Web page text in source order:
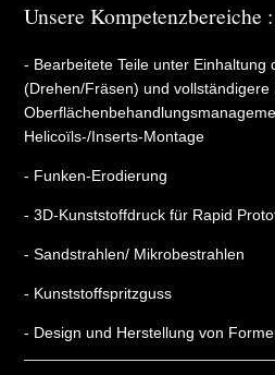
Unsere Kompetenzbereiche :
- Bearbeitete Teile unter
(Drehen/Fräsen) und vollständigere
Helicoïls-/Inserts-Montage
- Funken-Erodierung
- 3D-Kunststoffdruck für Rapid
- Sandstrahlen/ Mikrobestrahlen
- Kunststoffspritzguss
- Design und Herstellung von